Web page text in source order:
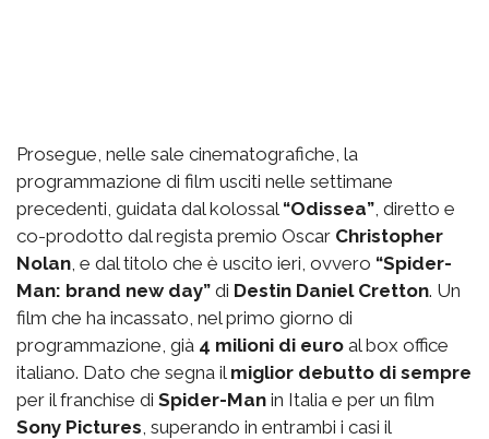
Prosegue, nelle sale cinematografiche, la
programmazione di film usciti nelle settimane
precedenti, guidata dal kolossal “Odissea” , diretto e
co-prodotto dal regista premio Oscar Christopher
Nolan , e dal titolo che è uscito ieri, ovvero “Spider-
Man: brand new day” di Destin Daniel Cretton. Un
film che ha incassato, nel primo giorno di
programmazione, già 4 milioni di euro al box office
italiano. Dato che segna il miglior debutto di sempre
per il franchise di Spider-Man in Italia e per un film
Sony Pictures , superando in entrambi i casi il